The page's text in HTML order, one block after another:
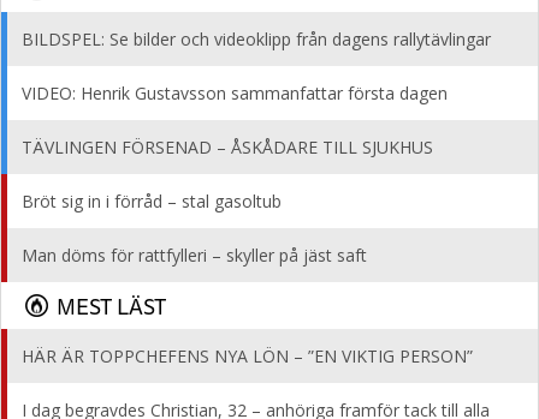
BILDSPEL: Se bilder och videoklipp från dagens rallytävlingar
VIDEO: Henrik Gustavsson sammanfattar första dagen
TÄVLINGEN FÖRSENAD – ÅSKÅDARE TILL SJUKHUS
Bröt sig in i förråd – stal gasoltub
Man döms för rattfylleri – skyller på jäst saft
MEST LÄST
HÄR ÄR TOPPCHEFENS NYA LÖN – ”EN VIKTIG PERSON”
I dag begravdes Christian, 32 – anhöriga framför tack till alla